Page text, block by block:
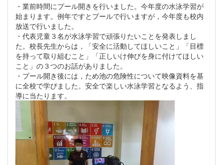
・業前時間にプール開きを行いました。今年度の水泳学習が
始まります。例年ですとプールで行いますが，今年度も校内
放送で行いました。
・代表児童３名が水泳学習で頑張りたいことを発表しまし
た。校長先生からは，「安全に活動してほしいこと」「目標
を持って取り組むこと」「正しいけ伸びを身に付けてほしい
こと」の３つのお話がありました。
・プール開き後には，ため池の危険性について映像資料を基
に全校で学びました。安全で楽しい水泳学習となるよう、指
導に当たります。